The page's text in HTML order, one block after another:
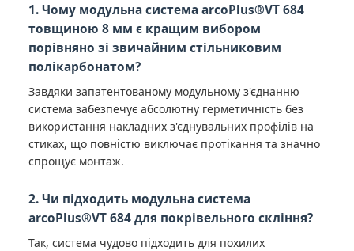
1. Чому модульна система arcoPlus®VT 684
товщиною 8 мм є кращим вибором
порівняно зі звичайним стільниковим
полікарбонатом?
Завдяки запатентованому модульному з'єднанню
система забезпечує абсолютну герметичність без
використання накладних з'єднувальних профілів на
стиках, що повністю виключає протікання та значно
спрощує монтаж.
2. Чи підходить модульна система
arcoPlus®VT 684 для покрівельного скління?
Так, система чудово підходить для похилих